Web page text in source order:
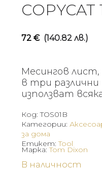
72 € (140.82 лв.)
Месингов
в три
използват
Код:TOS01B
Категории:
за дома
Етикет:Tool
В наличност
Марка:Tom Dixon